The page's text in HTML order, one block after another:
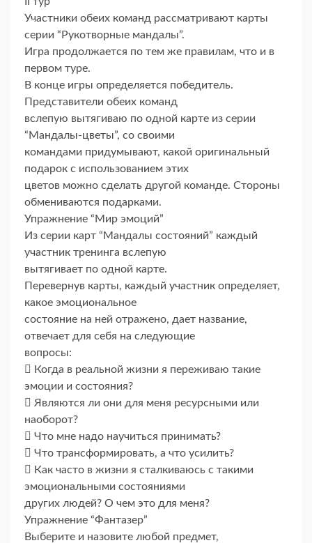
Участники обеих команд рассматривают карты
серии “Рукотворные мандалы”.
Игра продолжается по тем же правилам, что и в
первом туре.
В конце игры определяется победитель.
Представители обеих команд
вслепую вытягиваю по одной карте из серии
“Мандалы-цветы”, со своими
командами придумывают, какой оригинальный
подарок с использованием этих
цветов можно сделать другой команде. Стороны
обмениваются подарками.
Упражнение “Мир эмоций”
Из серии карт “Мандалы состояний” каждый
участник тренинга вслепую
вытягивает по одной карте.
Перевернув карты, каждый участник определяет,
какое эмоциональное
состояние на ней отражено, дает название,
отвечает для себя на следующие
вопросы:
 Когда в реальной жизни я переживаю такие
эмоции и состояния?
 Являются ли они для меня ресурсными или
наоборот?
 Что мне надо научиться принимать?
 Что трансформировать, а что усилить?
 Как часто в жизни я сталкиваюсь с такими
эмоциональными состояниями
других людей? О чем это для меня?
Упражнение “Фантазер”
Выберите и назовите любой предмет,